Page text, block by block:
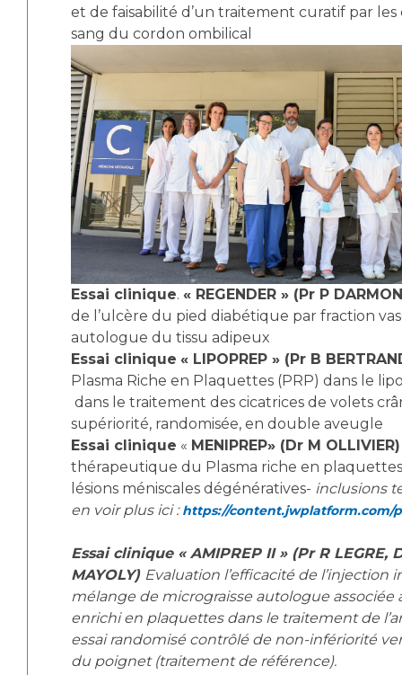
et de faisabilité d’un traitement curatif par
sang du cordon ombilical
Essai clinique. « REGENDER » (Pr P
de l’ulcère du pied diabétique par fraction
autologue du tissu adipeux
Essai clinique « LIPOPREP » (Pr B
Plasma Riche en Plaquettes (PRP) dans le
dans le traitement des cicatrices de volets
supériorité, randomisée, en double aveugle
Essai clinique « MENIPREP» (Dr M
thérapeutique du Plasma riche en
lésions méniscales dégénératives- inclusions
en voir plus ici :https://content.jwplatform.com/
Essai clinique « AMIPREP II » (Pr R LEGRE,
MAYOLY) Evaluation l’efficacité de l’injection
mélange de micrograisse autologue associée
enrichi en plaquettes dans le traitement de
essai randomisé contrôlé de non-infériorité
du poignet (traitement de référence).